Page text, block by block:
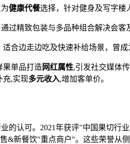
健康代餐选择，针对健身及写字楼
过精致包装与多品种组合解决会客
适合边走边吃及快速补给场景，曾成
果单品打造网红属性,引发社交媒体
充,实现多元收入,增加客单价。
的认可。2021年获评"中国果切
&新餐饮"重点商户"。这些荣誉从